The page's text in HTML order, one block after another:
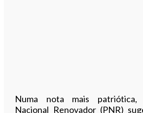
Numa nota mais
Nacional Renovador (PNR)